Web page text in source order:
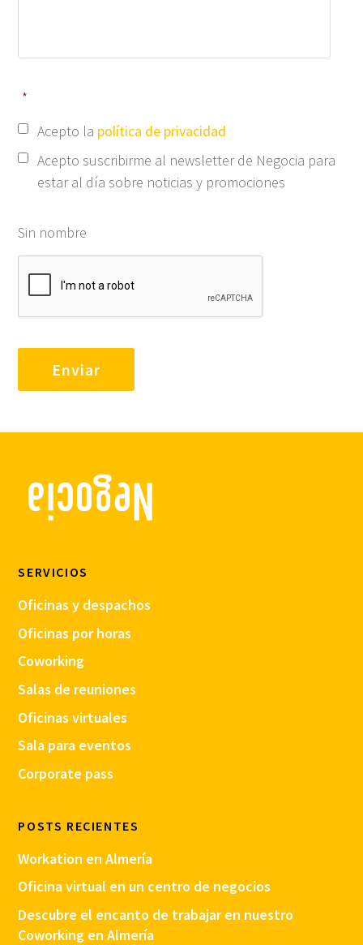
*
Acepto la política de privacidad
Acepto suscribirme al newsletter de Negocia para
estar al día sobre noticias y promociones
Sin nombre
SERVICIOS
Oficinas y despachos
Oficinas por horas
Coworking
Salas de reuniones
Oficinas virtuales
Sala para eventos
Corporate pass
POSTS RECIENTES
Workation en Almería
Oficina virtual en un centro de negocios
Descubre el encanto de trabajar en nuestro
Coworking en Almería